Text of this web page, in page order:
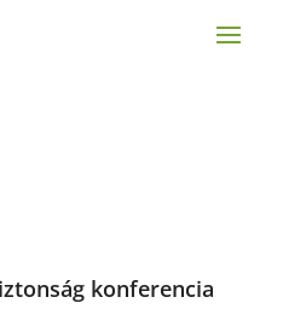
konferencia